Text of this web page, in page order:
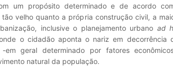
um propósito determinado e de acordo
tão velho quanto a própria construção civil, a
inclusive o planejamento urbano ad
o cidadão aponta o nariz em decorrência
em geral determinado por fatores
natural da população.